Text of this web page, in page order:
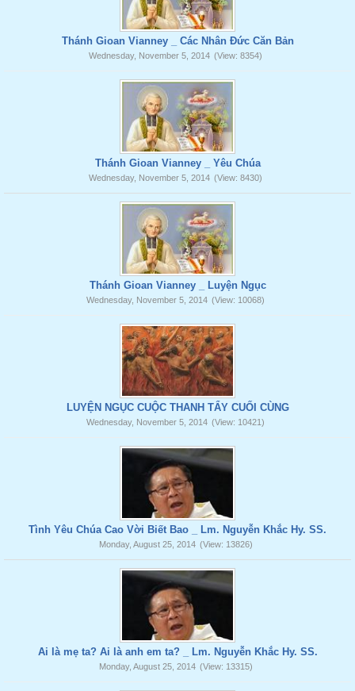
Thánh Gioan Vianney _ Các Nhân Đức Căn Bản
Wednesday, November 5, 2014 (View: 8354)
Thánh Gioan Vianney _ Yêu Chúa
Wednesday, November 5, 2014 (View: 8430)
Thánh Gioan Vianney _ Luyện Ngục
Wednesday, November 5, 2014 (View: 10068)
LUYỆN NGỤC CUỘC THANH TẨY CUỐI CÙNG
Wednesday, November 5, 2014 (View: 10421)
Tình Yêu Chúa Cao Vời Biết Bao _ Lm. Nguyễn Khắc Hy. SS.
Monday, August 25, 2014 (View: 13826)
Ai là mẹ ta? Ai là anh em ta? _ Lm. Nguyễn Khắc Hy. SS.
Monday, August 25, 2014 (View: 13315)